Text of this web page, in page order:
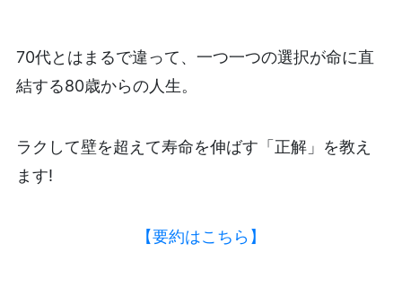
70代とはまるで違って、一つ一つの選択が命に直
結する80歳からの人生。
ラクして壁を超えて寿命を伸ばす「正解」を教え
ます!
【要約はこちら】